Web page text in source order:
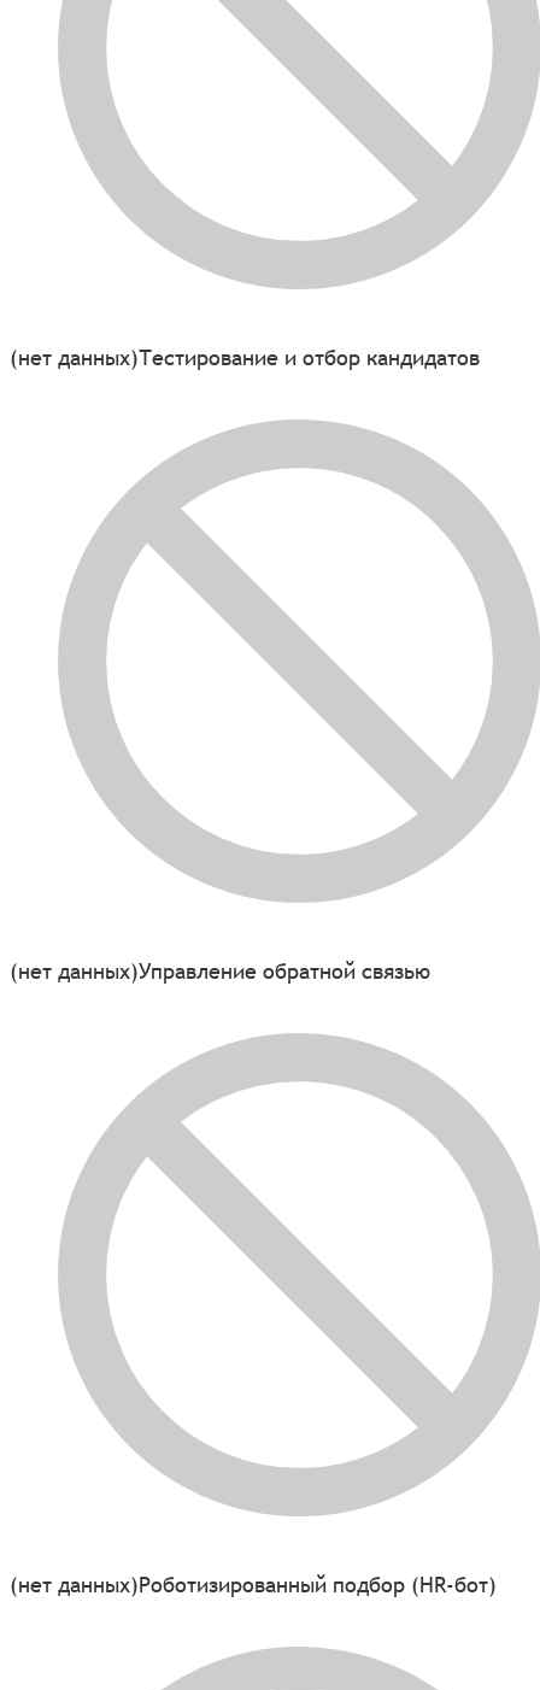
(нет данных)Тестирование и отбор кандидатов
(нет данных)Управление обратной связью
(нет данных)Роботизированный подбор (HR-бот)